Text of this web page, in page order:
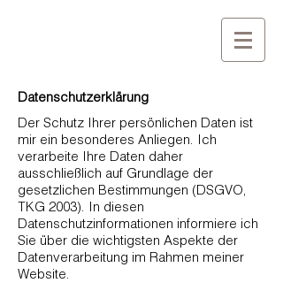
Datenschutzerklärung
​Der Schutz Ihrer persönlichen Daten ist
mir ein besonderes Anliegen. Ich
verarbeite Ihre Daten daher
ausschließlich auf Grundlage der
gesetzlichen Bestimmungen (DSGVO,
TKG 2003). In diesen
Datenschutzinformationen informiere ich
Sie über die wichtigsten Aspekte der
Datenverarbeitung im Rahmen meiner
Website.